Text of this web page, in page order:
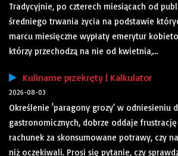
Tradycyjnie, po czterech miesiącach od
średniego trwania życia na podstawie
marcu miesięczne wypłaty emerytur
którzy przechodzą na nie od kwietnia,...
Kulinarne przekręty | Kalkulator
2026-08-03
Określenie 'paragony grozy’ w odniesieniu
gastronomicznych, dobrze oddaje
rachunek za skonsumowane potrawy, czy
niż oczekiwali. Prosi się pytanie, czy